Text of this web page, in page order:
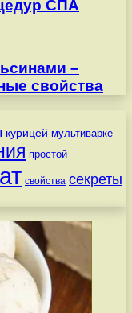
СПА
–
свойства
курицей мультиварке
простой
свойства секреты